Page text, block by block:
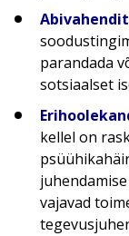
parandada
sotsiaalset
kellel on
vajavad